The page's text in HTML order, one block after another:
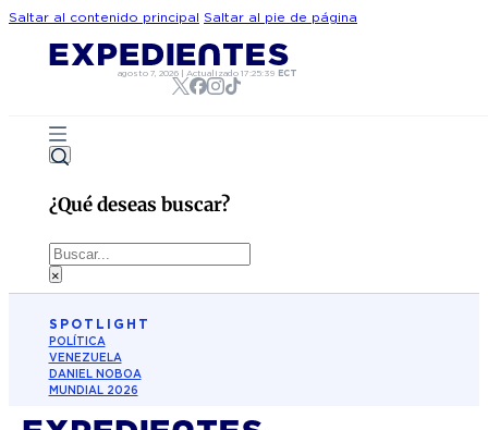
Saltar al contenido principal Saltar al pie de página
agosto 7, 2026| Actualizado 17:25:39 ECT
¿Qué deseas buscar?
Buscar
×
SPOTLIGHT
POLÍTICA
VENEZUELA
DANIEL NOBOA
MUNDIAL 2026